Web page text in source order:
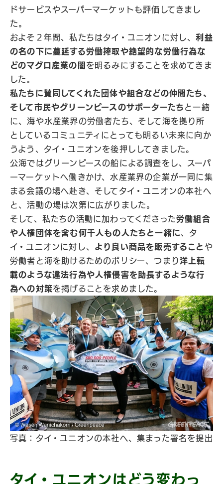
ドサービスやスーパーマーケットも評価してきまし
た。
およそ２年間、私たちはタイ・ユニオンに対し、利益
の名の下に蔓延する労働搾取や絶望的な労働行為な
どのマグロ産業の闇 を明るみにすることを求めてきま
した。
私たちに賛同してくれた団体や組合などの仲間たち、
そして市民やグリーンピースのサポーターたち と一緒
に、海や水産業界の労働者たち、そして海を拠り所
としているコミュニティにとっても明るい未来に向か
うよう、タイ・ユニオンを後押ししてきました。
公海ではグリーンピースの船による調査をし、スーパ
ーマーケットへ働きかけ、水産業界の企業が一同に集
まる会議の場へ赴き、そしてタイ・ユニオンの本社へ
と、活動の場は次第に広がりました。
そして、私たちの活動に加わってくださった労働組合
や人権団体を含む何千人もの人たちと一緒に、タ
イ・ユニオンに対し、 より良い商品を販売すること や
労働者と海を助けるためのポリシー、つまり洋上転
載のような違法行為や人権侵害を助長するような行
為への対策を掲げることを求めました。
写真：タイ・ユニオンの本社へ、集まった署名を提出
タイ・ユニオンはどう変わっ